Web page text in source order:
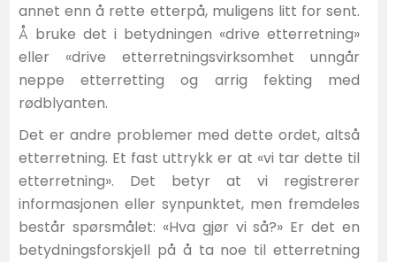
annet enn å rette etterpå, muligens litt for sent.
Å bruke det i betydningen «drive etterretning»
eller «drive etterretningsvirksomhet unngår
neppe etterretting og arrig fekting med
rødblyanten.
Det er andre problemer med dette ordet, altså
etterretning. Et fast uttrykk er at «vi tar dette til
etterretning». Det betyr at vi registrerer
informasjonen eller synpunktet, men fremdeles
består spørsmålet: «Hva gjør vi så?» Er det en
betydningsforskjell på å ta noe til etterretning